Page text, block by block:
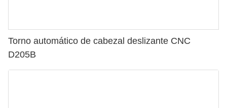
Torno automático de cabezal deslizante CNC
D205B